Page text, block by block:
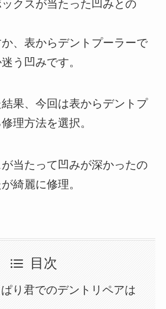
クスが当たった凹みとの
、表からデントプーラーで
う凹みです。
果、今回は表からデントプ
理方法を選択。
当たって凹みが深かったの
綺麗に修理。
目次
り君でのデントリペアは